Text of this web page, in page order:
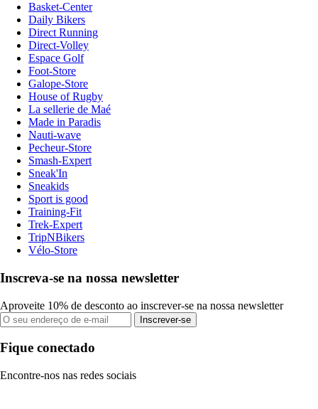
Basket-Center
Daily Bikers
Direct Running
Direct-Volley
Espace Golf
Foot-Store
Galope-Store
House of Rugby
La sellerie de Maé
Made in Paradis
Nauti-wave
Pecheur-Store
Smash-Expert
Sneak'In
Sneakids
Sport is good
Training-Fit
Trek-Expert
TripNBikers
Vélo-Store
Inscreva-se na nossa newsletter
Aproveite 10% de desconto ao inscrever-se na nossa newsletter
Inscrever-se
Fique conectado
Encontre-nos nas redes sociais